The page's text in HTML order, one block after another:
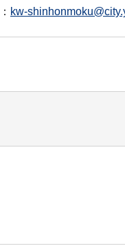
kw-